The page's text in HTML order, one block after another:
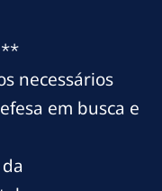
necessários
em busca e